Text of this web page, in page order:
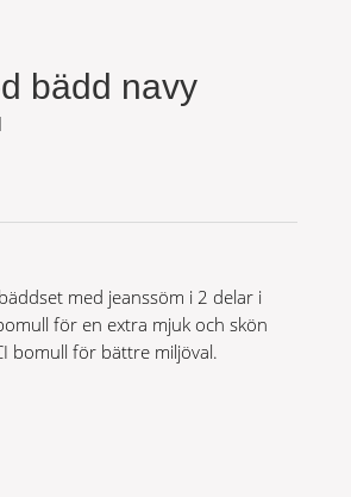
bädd navy
med jeanssöm i 2 delar i
för en extra mjuk och skön
bomull för bättre miljöval.